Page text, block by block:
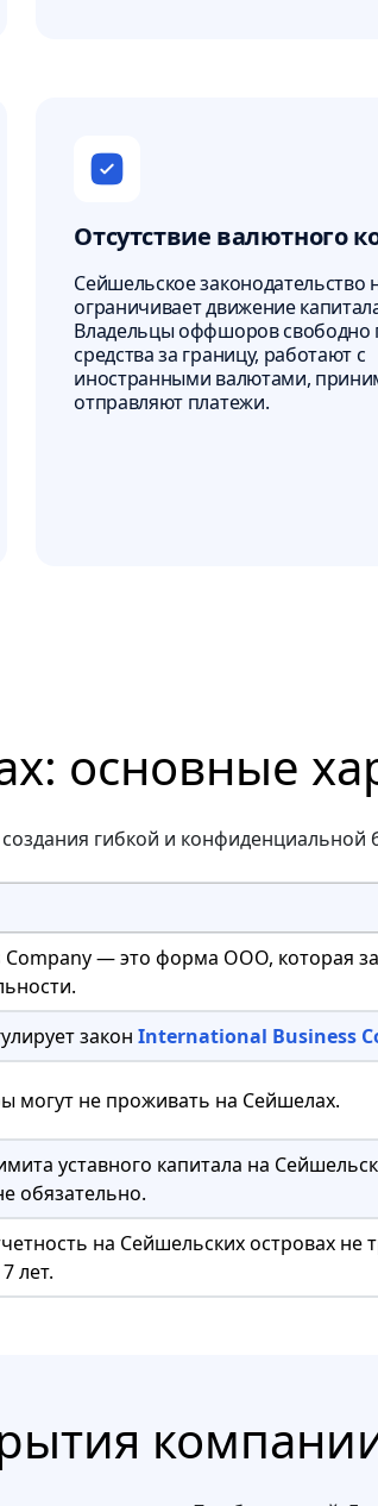
Отсутствие валютного
Сейшельское законодательство
ограничивает движение
Владельцы оффшоров свободно
средства за границу, работают с
иностранными валютами,
отправляют платежи.
основные
гибкой и конфиденциальной
— это форма ООО, которая
закон International Business
могут не проживать на Сейшелах.
уставного капитала на
обязательно.
на Сейшельских островах
лет.